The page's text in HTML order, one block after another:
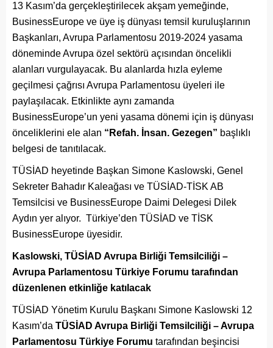
13 Kasım’da gerçekleştirilecek akşam yemeğinde,
BusinessEurope ve üye iş dünyası temsil kuruluşlarının
Başkanları, Avrupa Parlamentosu 2019-2024 yasama
döneminde Avrupa özel sektörü açısından öncelikli
alanları vurgulayacak. Bu alanlarda hızla eyleme
geçilmesi çağrısı Avrupa Parlamentosu üyeleri ile
paylaşılacak. Etkinlikte aynı zamanda
BusinessEurope’un yeni yasama dönemi için iş dünyası
önceliklerini ele alan “Refah. İnsan. Gezegen” başlıklı
belgesi de tanıtılacak.
TÜSİAD heyetinde Başkan Simone Kaslowski, Genel
Sekreter Bahadır Kaleağası ve TÜSİAD-TİSK AB
Temsilcisi ve BusinessEurope Daimi Delegesi Dilek
Aydın yer alıyor. Türkiye’den TÜSİAD ve TİSK
BusinessEurope üyesidir.
Kaslowski, TÜSİAD Avrupa Birliği Temsilciliği –
Avrupa Parlamentosu Türkiye Forumu tarafından
düzenlenen etkinliğe katılacak
TÜSİAD Yönetim Kurulu Başkanı Simone Kaslowski 12
Kasım’da TÜSİAD Avrupa Birliği Temsilciliği – Avrupa
Parlamentosu Türkiye Forumu tarafından beşincisi